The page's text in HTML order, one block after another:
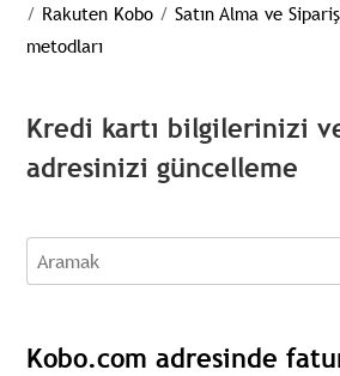
/ Rakuten Kobo / Satın Alma ve
metodları
Kredi kartı bilgilerinizi
adresinizi güncelleme
Aramak
Kobo.com adresinde